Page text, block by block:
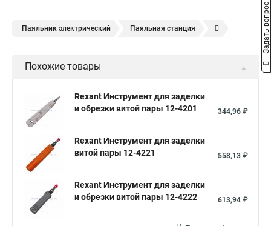
Паяльник электрический Паяльная станция
Паяльник 30 вт Паяльник 12 вольт
Паяльник 150 вт Паяльная кислота
Индукционный паяльник
Инфракрасная паяльная станция
Аккумуляторный паяльник
Пайка паяльником Газовый паяльник Rexant
Паяльник 500 вт
Похожие товары
Rexant Инструмент для заделки
и обрезки витой пары 12-4201
344,96 ₽
Rexant Инструмент для заделки
витой пары 12-4221
558,13 ₽
Rexant Инструмент для заделки
и обрезки витой пары 12-4222
613,94 ₽
Задать вопрос